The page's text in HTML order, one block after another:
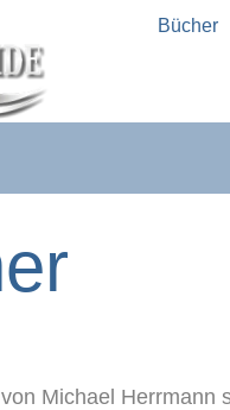
Bücher
Michael Herrmann